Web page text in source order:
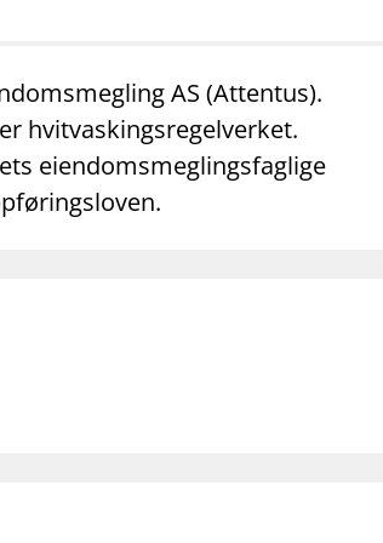
AS (Attentus).
hvitvaskingsregelverket.
eiendomsmeglingsfaglige